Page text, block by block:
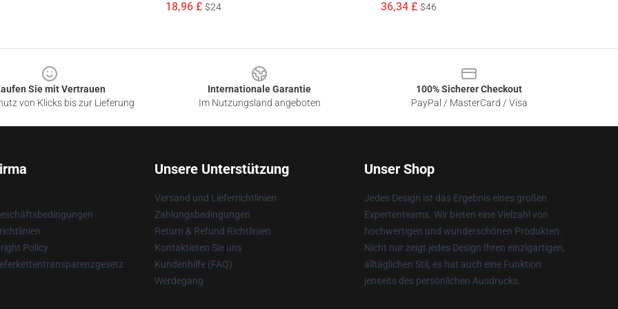
18,96 £ $24 36,34 £ $46
Sie mit Vertrauen
von Klicks bis zur Lieferung
Internationale Garantie
Im Nutzungsland angeboten
100% Sicherer Checkout
PayPal / MasterCard / Visa
Policy
Unsere Unterstützung
Versand und Lieferrichtlinien
Zahlungsbedingungen
Return & Refund Richtlinien
Kontaktieren Sie uns
Kundenhilfe (FAQ)
Werdegang
Unser Shop
Jedes Design ist das Ergebnis eines großen
Expertenteams. Wir bieten eine Vielzahl von
hochwertigen und wunderschönen Produkten.
Nicht nur zeigt jedes Design Ihren einzigartigen,
alltäglichen Stil, es hat auch eine Funktion
jenseits des persönlichen Ausdrucks.